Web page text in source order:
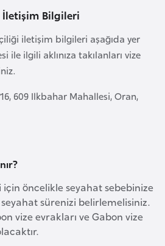
Bilgileri
iletişim bilgileri aşağıda yer
ile ilgili aklınıza takılanları vize
609 Ilkbahar Mahallesi, Oran,
öncelikle seyahat sebebinize
sürenizi belirlemelisiniz.
vize evrakları ve Gabon vize